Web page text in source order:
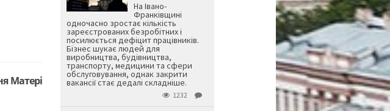
Матері
На Івано-
Франківщині
одночасно зростає кількість
зареєстрованих безробітних і
посилюється дефіцит працівників.
Бізнес шукає людей для
виробництва, будівництва,
транспорту, медицини та сфери
обслуговування, однак закрити
вакансії стає дедалі складніше.
1232